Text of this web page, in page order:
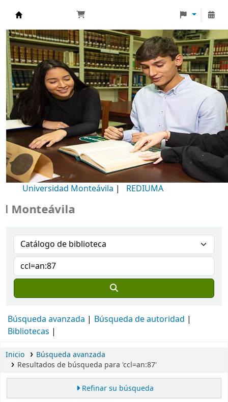
Biblioteca Universidad Monteávila
Universidad Monteávila | REDIUMA
Búsqueda avanzada
Búsqueda de autoridad
Bibliotecas
Inicio
Búsqueda avanzada
Resultados de búsqueda para 'ccl=an:87'
Refinar su búsqueda